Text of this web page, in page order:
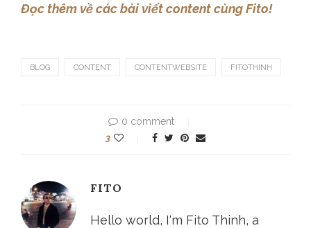
Đọc thêm về các bài viết content cùng Fito!
BLOG CONTENT CONTENTWEBSITE FITOTHINH
0 comment
3
FITO
Hello world, I'm Fito Thinh, a